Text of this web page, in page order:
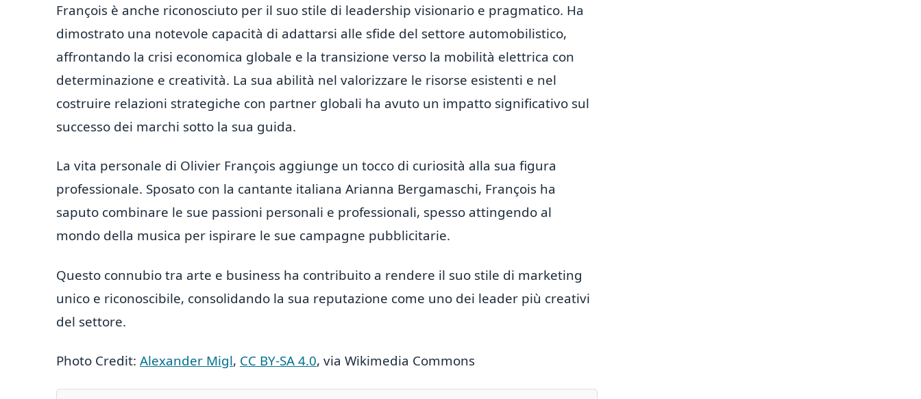
François è anche riconosciuto per il suo stile di leadership visionario e pragmatico. Ha
dimostrato una notevole capacità di adattarsi alle sfide del settore automobilistico,
affrontando la crisi economica globale e la transizione verso la mobilità elettrica con
determinazione e creatività. La sua abilità nel valorizzare le risorse esistenti e nel
costruire relazioni strategiche con partner globali ha avuto un impatto significativo sul
successo dei marchi sotto la sua guida.
La vita personale di Olivier François aggiunge un tocco di curiosità alla sua figura
professionale. Sposato con la cantante italiana Arianna Bergamaschi, François ha
saputo combinare le sue passioni personali e professionali, spesso attingendo al
mondo della musica per ispirare le sue campagne pubblicitarie.
Questo connubio tra arte e business ha contribuito a rendere il suo stile di marketing
unico e riconoscibile, consolidando la sua reputazione come uno dei leader più creativi
del settore.
Photo Credit: Alexander Migl, CC BY-SA 4.0, via Wikimedia Commons